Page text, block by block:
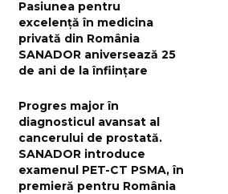
Pasiunea pentru
excelență în medicina
privată din România
SANADOR aniversează 25
de ani de la înființare
Progres major în
diagnosticul avansat al
cancerului de prostată.
SANADOR introduce
examenul PET-CT PSMA, în
premieră pentru România